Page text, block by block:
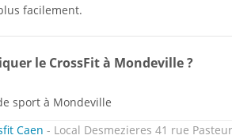
facilement.
le CrossFit à Mondeville ?
Caen - Local Desmezieres 41 rue